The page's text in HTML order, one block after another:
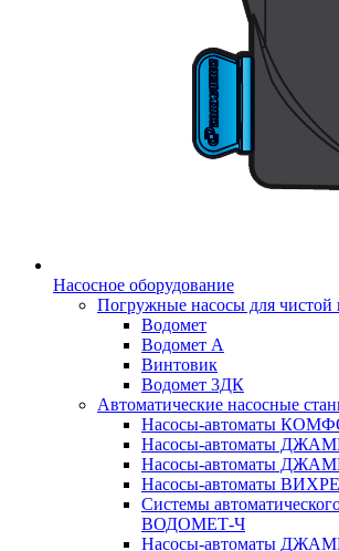
Насосное оборудование
Погружные насосы для чистой
Водомет
Водомет А
Винтовик
Водомет 3ДК
Автоматические насосные
Насосы-автоматы
Насосы-автоматы
Насосы-автоматы
Насосы-автоматы
Системы
ВОДОМЕТ-Ч
Насосы-автоматы